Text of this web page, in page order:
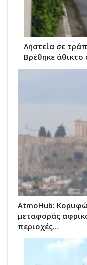
Ληστεία σε
Βρέθηκε
AtmoHub:
μεταφοράς
περιοχές…